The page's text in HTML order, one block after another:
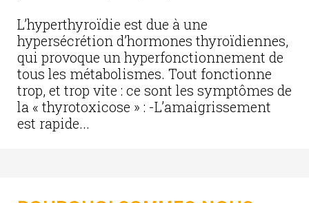
L’hyperthyroïdie est due à une
hypersécrétion d’hormones thyroïdiennes,
qui provoque un hyperfonctionnement de
tous les métabolismes. Tout fonctionne
trop, et trop vite : ce sont les symptômes de
la « thyrotoxicose » : -L’amaigrissement
est rapide...